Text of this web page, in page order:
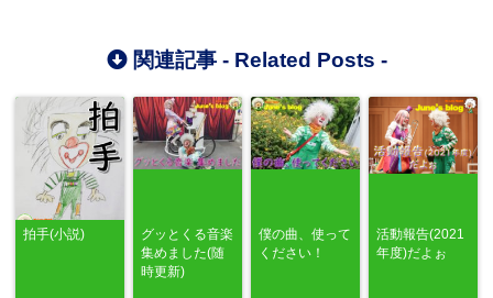
関連記事 - Related Posts -
拍手(小説)
グッとくる音楽
集めました(随
時更新)
僕の曲、使って
ください！
活動報告(2021
年度)だよぉ